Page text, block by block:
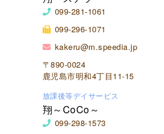
099-281-1061
099-296-1071
kakeru@m.speedia.jp
〒890-0024
鹿児島市明和4丁目11-15
放課後等デイサービス
翔～CoCo～
099-298-1573